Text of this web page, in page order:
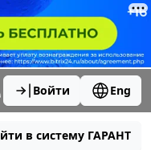
Войти Eng
в систему ГАРАНТ